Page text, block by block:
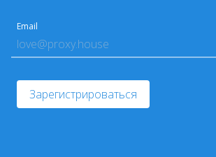
Email
Зарегистрироваться